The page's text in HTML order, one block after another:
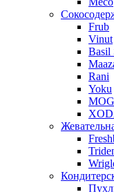
Frub
Vinut
Basil
Rani
Yoku